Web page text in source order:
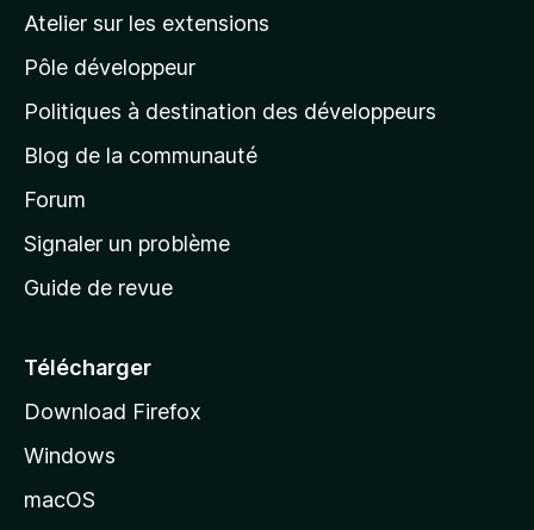
p
a
g
d
a
c
e
l
d
Atelier sur les extensions
Pôle développeur
Politiques à destination des développeurs
Blog de la communauté
Forum
Signaler un problème
Guide de revue
Télécharger
Download Firefox
Windows
macOS